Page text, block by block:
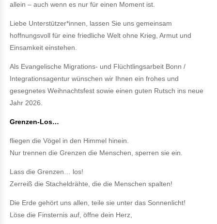
allein – auch wenn es nur für einen Moment ist.
Liebe Unterstützer*innen, lassen Sie uns gemeinsam
hoffnungsvoll für eine friedliche Welt ohne Krieg, Armut und
Einsamkeit einstehen.
Als Evangelische Migrations- und Flüchtlingsarbeit Bonn /
Integrationsagentur wünschen wir Ihnen ein frohes und
gesegnetes Weihnachtsfest sowie einen guten Rutsch ins neue
Jahr 2026.
Grenzen-Los…
fliegen die Vögel in den Himmel hinein.
Nur trennen die Grenzen die Menschen, sperren sie ein.
Lass die Grenzen… los!
Zerreiß die Stacheldrähte, die die Menschen spalten!
Die Erde gehört uns allen, teile sie unter das Sonnenlicht!
Löse die Finsternis auf, öffne dein Herz,